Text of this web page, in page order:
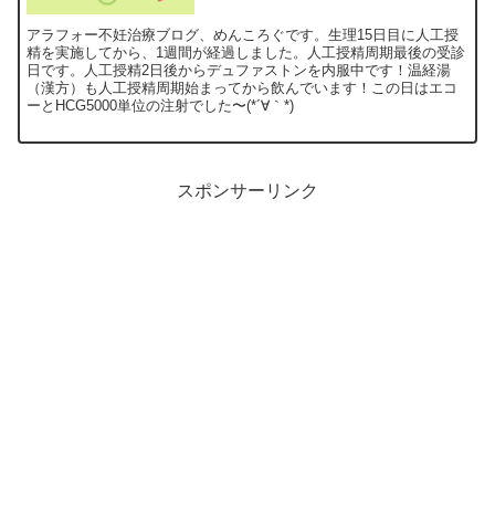
アラフォー不妊治療ブログ、めんころぐです。生理15日目に人工授
精を実施してから、1週間が経過しました。人工授精周期最後の受診
日です。人工授精2日後からデュファストンを内服中です！温経湯
（漢方）も人工授精周期始まってから飲んでいます！この日はエコ
ーとHCG5000単位の注射でした〜(*´∀｀*)
スポンサーリンク